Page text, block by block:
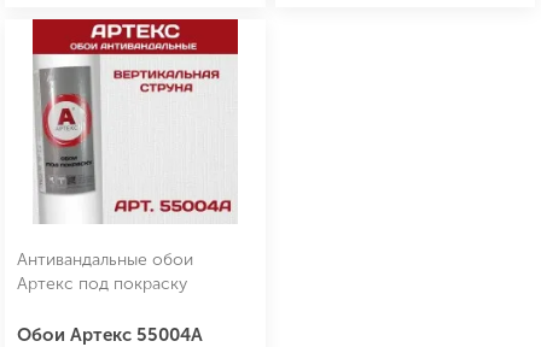
Антивандальные обои
Артекс под покраску
Обои Артекс 55004А